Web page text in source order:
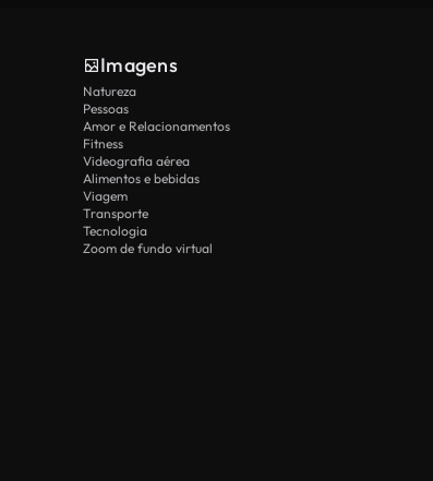
Imagens
Natureza
Pessoas
Amor e Relacionamentos
Fitness
Videografia aérea
Alimentos e bebidas
Viagem
Transporte
Tecnologia
Zoom de fundo virtual